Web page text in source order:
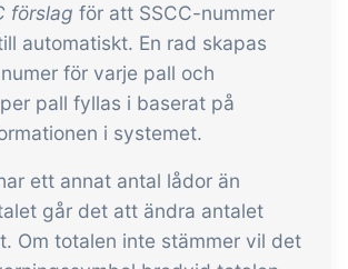
förslag för att SSCC-nummer
automatiskt. En rad skapas
för varje pall och
pall fyllas i baserat på
i systemet.
ett annat antal lådor än
går det att ändra antalet
Om totalen inte stämmer vil det